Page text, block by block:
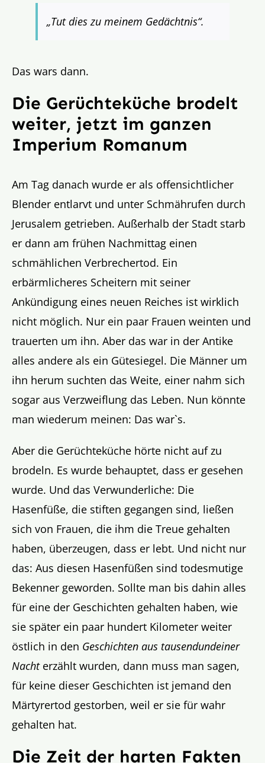
„Tut dies zu meinem Gedächtnis“.
Das wars dann.
Die Gerüchteküche brodelt
weiter, jetzt im ganzen
Imperium Romanum
Am Tag danach wurde er als offensichtlicher
Blender entlarvt und unter Schmährufen durch
Jerusalem getrieben. Außerhalb der Stadt starb
er dann am frühen Nachmittag einen
schmählichen Verbrechertod. Ein
erbärmlicheres Scheitern mit seiner
Ankündigung eines neuen Reiches ist wirklich
nicht möglich. Nur ein paar Frauen weinten und
trauerten um ihn. Aber das war in der Antike
alles andere als ein Gütesiegel. Die Männer um
ihn herum suchten das Weite, einer nahm sich
sogar aus Verzweiflung das Leben. Nun könnte
man wiederum meinen: Das war`s.
Aber die Gerüchteküche hörte nicht auf zu
brodeln. Es wurde behauptet, dass er gesehen
wurde. Und das Verwunderliche: Die
Hasenfüße, die stiften gegangen sind, ließen
sich von Frauen, die ihm die Treue gehalten
haben, überzeugen, dass er lebt. Und nicht nur
das: Aus diesen Hasenfüßen sind todesmutige
Bekenner geworden. Sollte man bis dahin alles
für eine der Geschichten gehalten haben, wie
sie später ein paar hundert Kilometer weiter
östlich in den Geschichten aus tausendundeiner
Nachterzählt wurden, dann muss man sagen,
für keine dieser Geschichten ist jemand den
Märtyrertod gestorben, weil er sie für wahr
gehalten hat.
Die Zeit der harten Fakten